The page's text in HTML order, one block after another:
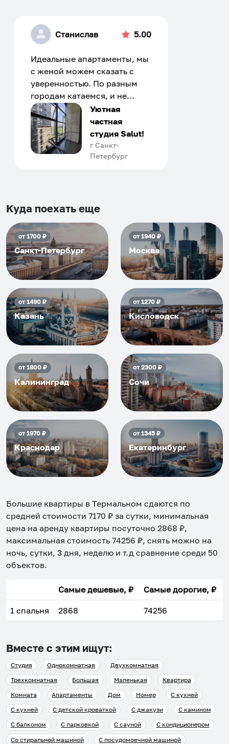
Станислав 5.00
Идеальные апартаменты, мы
с женой можем сказать с
уверенностью. По разным
городам катаемся, и не
только в России. Сервис на
отличном уровне. Хозяин
апартаментов доброй души
человек, всегда можно
договориться, подскажет
приезжать еще...
Уютная
частная
студия Salut!
г Санкт-
Петербург
Куда поехать еще
от1700₽
Санкт-Петербург
от1940₽
Москва
от1490₽
Казань
от1270₽
Кисловодск
от1800₽
Калининград
от2300₽
Сочи
от1970₽
Краснодар
от1345₽
Екатеринбург
Большие квартиры в Термальном сдаются по
средней стоимости 7170 ₽ за сутки, минимальная
цена на аренду квартиры посуточно 2868 ₽,
максимальная стоимость 74256 ₽, снять можно на
ночь, сутки, 3 дня, неделю и т.д сравнение среди 50
объектов.
Самые дешевые, ₽ Самые дорогие, ₽
1 спальня 2868 74256
Вместе с этим ищут:
Студия Однокомнатная
Двухкомнатная
Трехкомнатная
Большая Маленькая
Квартира
Комната
Апартаменты Дом Номер
С кухней
С кухней
С детской кроваткой С джакузи
С камином
С балконом
С парковкой С сауной
С кондиционером
Со стиральной машиной
С посудомоечной машиной